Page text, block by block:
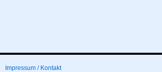
Impressum / Kontakt